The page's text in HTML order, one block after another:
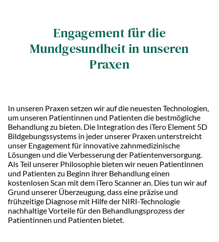
Engagement für die
Mundgesundheit in unseren
Praxen
In unseren Praxen setzen wir auf die neuesten Technologien,
um unseren Patientinnen und Patienten die bestmögliche
Behandlung zu bieten. Die Integration des iTero Element 5D
Bildgebungssystems in jeder unserer Praxen unterstreicht
unser Engagement für innovative zahnmedizinische
Lösungen und die Verbesserung der Patientenversorgung.
Als Teil unserer Philosophie bieten wir neuen Patientinnen
und Patienten zu Beginn ihrer Behandlung einen
kostenlosen Scan mit dem iTero Scanner an. Dies tun wir auf
Grund unserer Überzeugung, dass eine präzise und
frühzeitige Diagnose mit Hilfe der NIRI-Technologie
nachhaltige Vorteile für den Behandlungsprozess der
Patientinnen und Patienten bietet.